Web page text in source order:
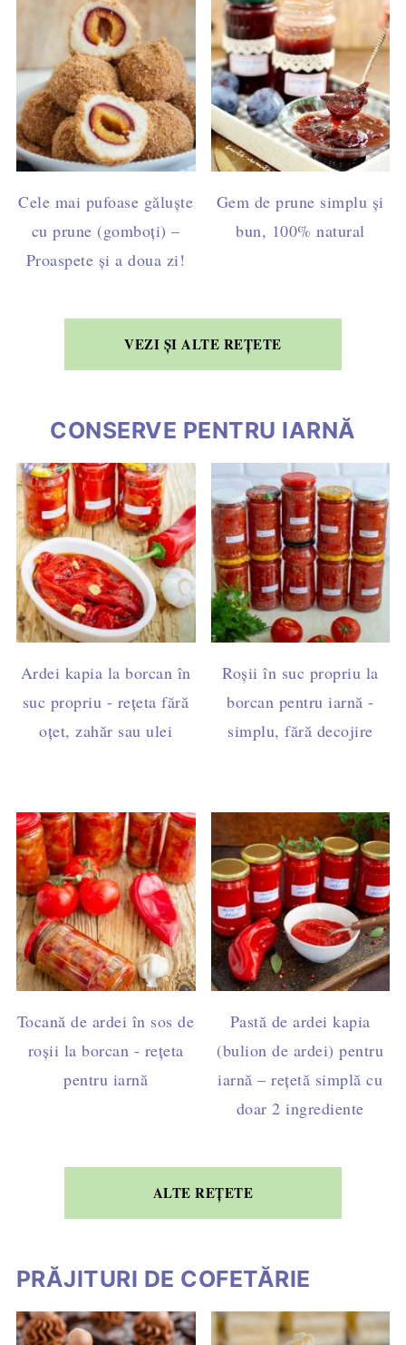
Cele mai pufoase găluște
cu prune (gomboți) –
Proaspete și a doua zi!
Gem de prune simplu și
bun, 100% natural
VEZI ȘI ALTE REȚETE
CONSERVE PENTRU IARNĂ
Ardei kapia la borcan în
suc propriu - rețeta fără
oțet, zahăr sau ulei
Roșii în suc propriu la
borcan pentru iarnă -
simplu, fără decojire
Tocană de ardei în sos de
roșii la borcan - rețeta
pentru iarnă
Pastă de ardei kapia
(bulion de ardei) pentru
iarnă – rețetă simplă cu
doar 2 ingrediente
ALTE REȚETE
PRĂJITURI DE COFETĂRIE